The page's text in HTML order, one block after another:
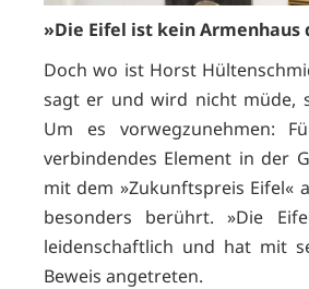
»Die Eifel ist kein Armenhaus
Doch wo ist Horst
sagt er und wird nicht müde,
Um es vorwegzunehmen:
verbindendes Element in der
mit dem »Zukunftspreis Eifel«
besonders berührt. »Die
leidenschaftlich und hat mit
Beweis angetreten.